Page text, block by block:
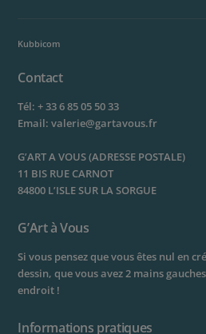
Kubbicom
Contact
Tél:+ 33 6 85 05 50 33
Email: valerie@gartavous.fr
G’ART A VOUS (ADRESSE POSTALE)
11 BIS RUE CARNOT
84800 L’ISLE SUR LA SORGUE
G’Art à Vous
Si vous pensez que vous êtes nul en
dessin, que vous avez 2 mains
endroit !
Informations pratiques